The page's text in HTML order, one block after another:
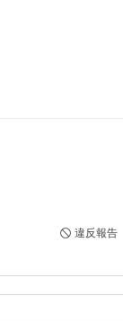
違反報告